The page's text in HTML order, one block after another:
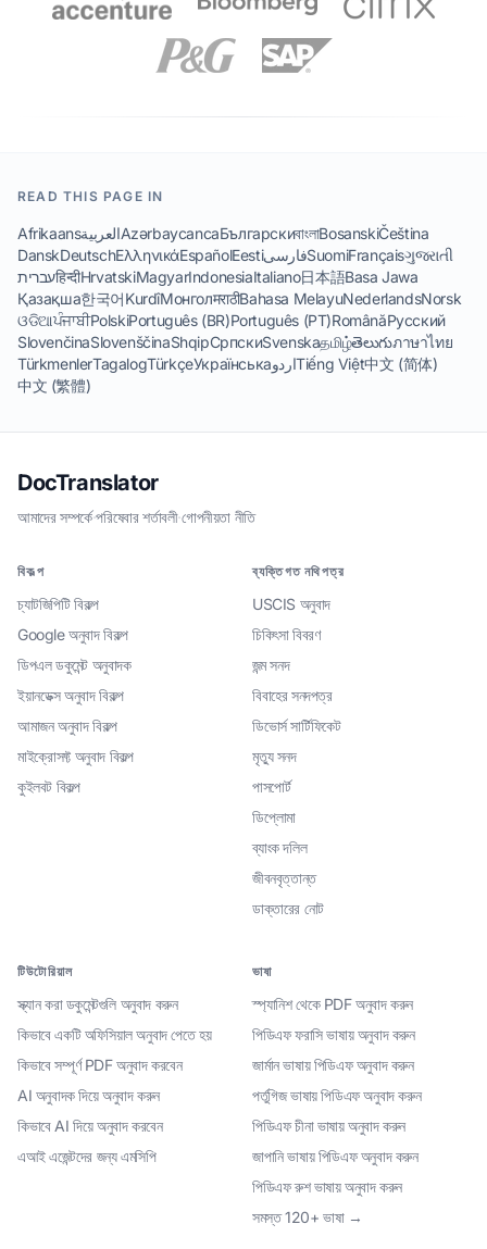
READ THIS PAGE IN
AfrikaansالعربيةAzərbaycancaБългарскиবাংলাBosanskiČeština
DanskDeutschΕλληνικάEspañolEestiفارسیSuomiFrançaisગુજરાતી
עבריתहिन्दीHrvatskiMagyarIndonesiaItaliano日本語Basa Jawa
Қазақша한국어KurdîМонголमराठीBahasa MelayuNederlandsNorsk
ଓଡିଆਪੰਜਾਬੀPolskiPortuguês (BR)Português (PT)RomânăРусский
SlovenčinaSlovenščinaShqipСрпскиSvenskaதமிழ்తెలుగుภาษาไทย
TürkmenlerTagalogTürkçeУкраїнськаاردوTiếng Việt中文 (简体)
中文 (繁體)
DocTranslator
আমাদের সম্পর্কে·পরিষেবার শর্তাবলী·গোপনীয়তা নীতি
বিকল্প
চ্যাটজিপিটি বিকল্প
Google অনুবাদ বিকল্প
ডিপএল ডকুমেন্ট অনুবাদক
ইয়ানডেক্স অনুবাদ বিকল্প
আমাজন অনুবাদ বিকল্প
মাইক্রোসফ্ট অনুবাদ বিকল্প
কুইলবট বিকল্প
ব্যক্তিগত নথিপত্র
USCIS অনুবাদ
চিকিৎসা বিবরণ
জন্ম সনদ
বিবাহের সনদপত্র
ডিভোর্স সার্টিফিকেট
মৃত্যু সনদ
পাসপোর্ট
ডিপ্লোমা
ব্যাংক দলিল
জীবনবৃত্তান্ত
ডাক্তারের নোট
টিউটোরিয়াল
স্ক্যান করা ডকুমেন্টগুলি অনুবাদ করুন
কিভাবে একটি অফিসিয়াল অনুবাদ পেতে হয়
কিভাবে সম্পূর্ণ PDF অনুবাদ করবেন
AI অনুবাদক দিয়ে অনুবাদ করুন
কিভাবে AI দিয়ে অনুবাদ করবেন
এআই এজেন্টদের জন্য এমসিপি
ভাষা
স্প্যানিশ থেকে PDF অনুবাদ করুন
পিডিএফ ফরাসি ভাষায় অনুবাদ করুন
জার্মান ভাষায় পিডিএফ অনুবাদ করুন
পর্তুগিজ ভাষায় পিডিএফ অনুবাদ করুন
পিডিএফ চীনা ভাষায় অনুবাদ করুন
জাপানি ভাষায় পিডিএফ অনুবাদ করুন
পিডিএফ রুশ ভাষায় অনুবাদ করুন
সমস্ত 120+ ভাষা →